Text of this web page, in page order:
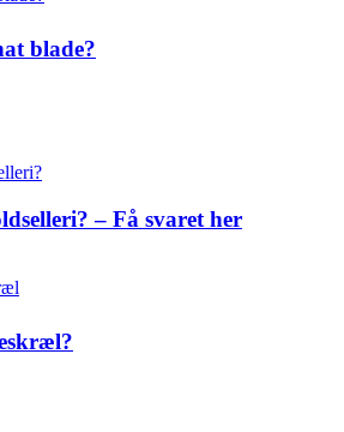
blade?
– Få svaret her